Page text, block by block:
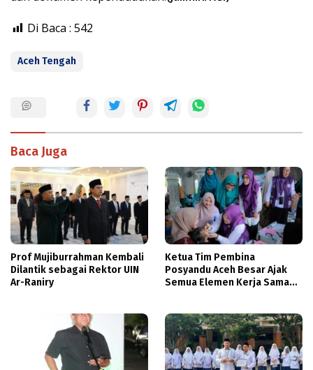
Di Baca : 542
Aceh Tengah
Baca Juga
Prof Mujiburrahman Kembali
Dilantik sebagai Rektor UIN
Ar-Raniry
Ketua Tim Pembina
Posyandu Aceh Besar Ajak
Semua Elemen Kerja Sama